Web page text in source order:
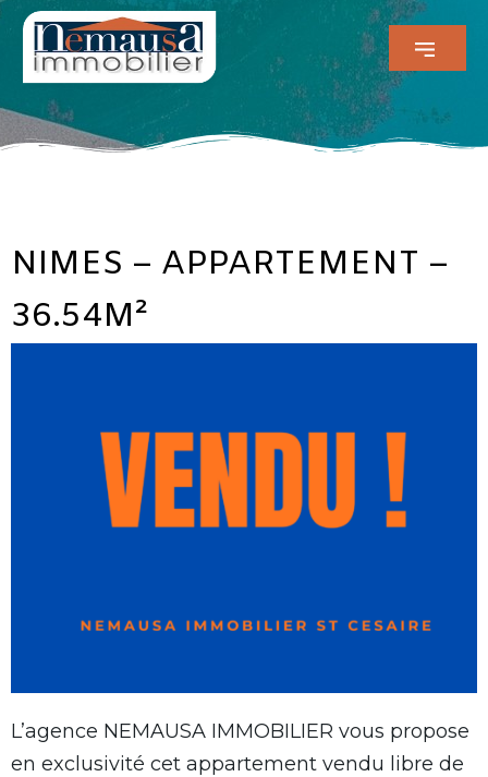
NIMES – APPARTEMENT –
36.54M²
L’agence NEMAUSA IMMOBILIER vous propose
en exclusivité cet appartement vendu libre de